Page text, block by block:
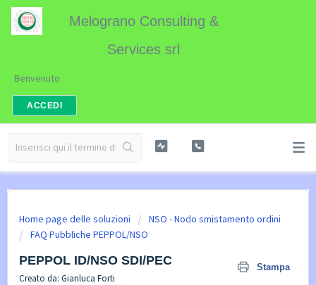
Melograno Consulting &
Services srl
Benvenuto
ACCEDI
Home page delle soluzioni
NSO - Nodo smistamento ordini
FAQ Pubbliche PEPPOL/NSO
PEPPOL ID/NSO SDI/PEC Stampa
Creato da: Gianluca Forti